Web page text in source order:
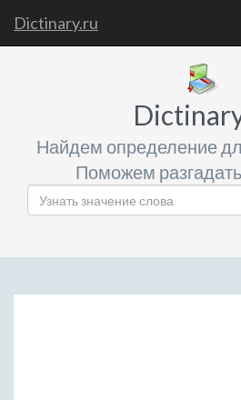
Dictinary.ru
Найдем определение
Поможем